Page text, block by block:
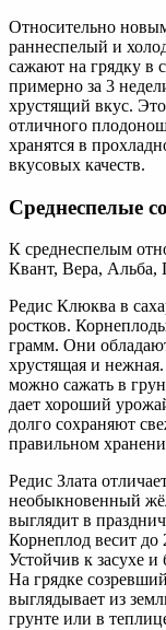
Относительно
раннеспелый и
сажают на грядку в
примерно за 3
хрустящий вкус.
отличного
хранятся в
вкусовых качеств.
Среднеспелые
К среднеспелым
Квант, Вера, Альба,
Редис Клюква в
ростков.
грамм. Они
хрустящая и
можно сажать в
дает хороший
долго сохраняют
правильном
Редис Злата
необыкновенный
выглядит в
Корнеплод весит до
Устойчив к засухе и
На грядке
выглядывает из
грунте или в